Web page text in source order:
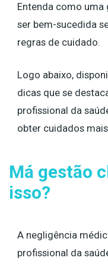
Entenda como
ser bem-sucedida
regras de cuidado.
Logo abaixo,
dicas que se
profissional da
obter cuidados
Má gestão
isso?
A negligência
profissional da